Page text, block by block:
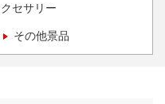
セサリー
その他景品